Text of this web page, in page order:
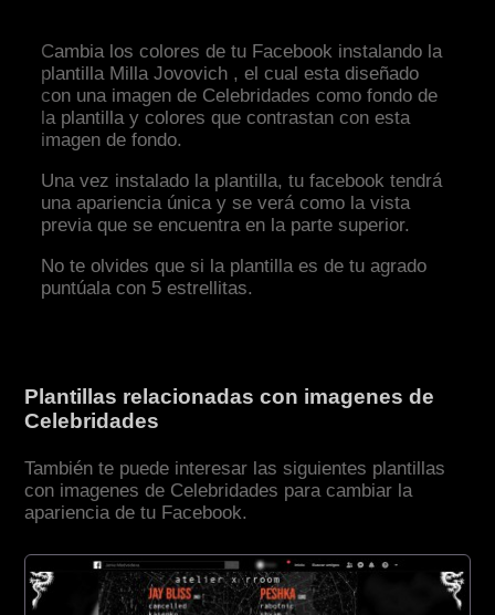
Cambia los colores de tu Facebook instalando la
plantilla Milla Jovovich , el cual esta diseñado
con una imagen de Celebridades como fondo de
la plantilla y colores que contrastan con esta
imagen de fondo.
Una vez instalado la plantilla, tu facebook tendrá
una apariencia única y se verá como la vista
previa que se encuentra en la parte superior.
No te olvides que si la plantilla es de tu agrado
puntúala con 5 estrellitas.
Plantillas relacionadas con imagenes de
Celebridades
También te puede interesar las siguientes plantillas
con imagenes de Celebridades para cambiar la
apariencia de tu Facebook.